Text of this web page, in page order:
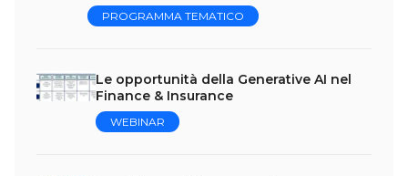
PROGRAMMA TEMATICO
Le opportunità della Generative AI nel
Finance & Insurance
WEBINAR